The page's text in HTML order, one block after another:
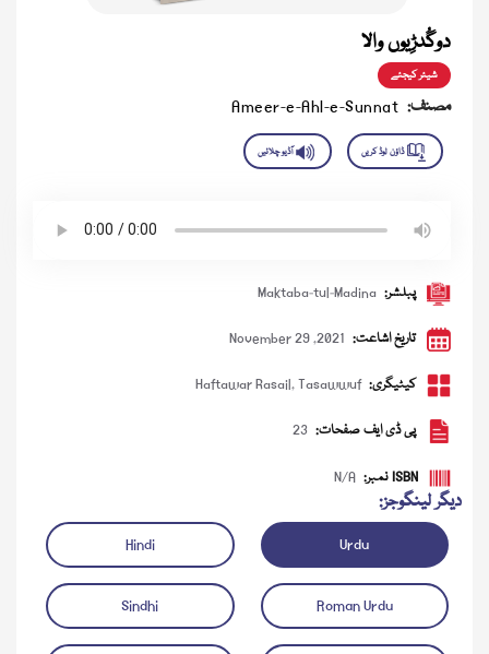
دوگُدڑِیوں والا
شیئر کیجئے
مصنف: Ameer-e-Ahl-e-Sunnat
پبلشر: Maktaba-tul-Madina
تاریخ اشاعت: November 29 ,2021
کیٹیگری: Tasawwuf
,
Haftawar Rasail
پی ڈی ایف صفحات: 23
ISBN نمبر: N/A
دیگر لینگوجز:
Urdu
Hindi
Roman Urdu
Sindhi